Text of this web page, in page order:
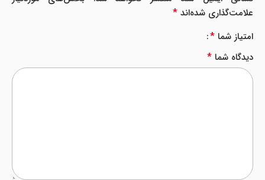
علامت‌گذاری شده‌اند *
امتیاز شما *
دیدگاه شما *